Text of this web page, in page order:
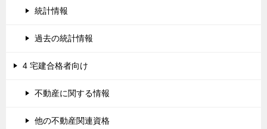
統計情報
過去の統計情報
4 宅建合格者向け
不動産に関する情報
他の不動産関連資格